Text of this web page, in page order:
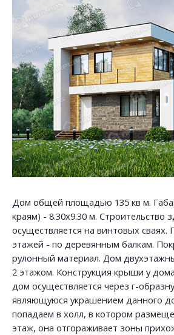
Дом общей площадью 135 кв м.
краям) - 8.30х9.30 м. Строительство
осуществляется на винтовых сваях.
этажей - по деревянным балкам.
рулонный материал. Дом
2 этажом. Конструкция крыши у
дом осуществляется через г-
являющуюся украшением данного
попадаем в холл, в котором
этаж, она отгораживает зоны